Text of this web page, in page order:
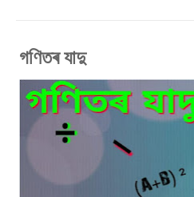
গণিতৰ যাদু